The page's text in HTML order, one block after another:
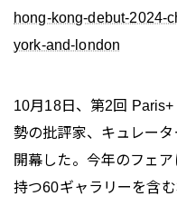
hong-kong-debut-2024-
york-and-london
10月18日、第2回
勢の批評家、キュレー
開幕した。今年のフェ
持つ60ギャラリーを含